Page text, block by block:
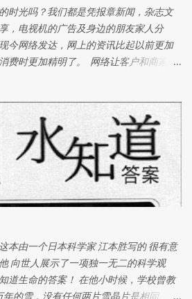
皿仍然一样白，没有变化。 一个星期
现一团青色及白色的霉菌。 一个星期
饭上面长出青色的霉菌。 而在坏话培养
色的霉菌。 两个星期后，好话培养皿里
。由于培养皿里有很多霉菌派出二氧化
量的雾水。 实验后，我大胆地打开培养
培养皿里的白饭排放出一种好像就在发
的白饭排出一种好像臭鸡蛋的味道。实
，而看坏话的白饭发霉了。 实验证明了
过白饭看到不同字的波动频率。好话会
发出坏的波动频率。当某样事物接受了
对此频率表示反应。在实验里，当白饭
然发 酵，而不是发臭。反而当白饭接受
侵入，开始发臭。 所以当你对某件事感
负面的频率，当宇宙接受了你负面的频...
时光吗？我们都是凭报章新闻，杂志文
，电视机的广告及身边的朋友家人分
今网络发达，网上的资讯比起以前更加
费时更加精明了。 网络让客户和商家有
了这些网络的方便。 网评分数真的那么
户们直接发表他们对服务及产品的看
客户群对该产品及服务的信心。所以网
是会犯错的，所以不时得到差评也很正
自己该进步的方位，并与投诉的客人交
等于没信用吗？ 错一次不等于永远的
。如果差评是发生在3个月前的事，而在
户投诉同样的问题，那就证明这家商人
同样的错误。如果同样的错误陆续重
给差评的客人，但是持续不断的差评却
上抚平投诉，而没有针对问题追更到
消费者可以通过网评来评估产品和服务
本由一个日本科学家 江本胜写的 很有意
向世人展示了一项独一无二的科学观
道生命的答案！ 在他小时候，学校曾教
年的雪，没有任何两片雪晶片是相同